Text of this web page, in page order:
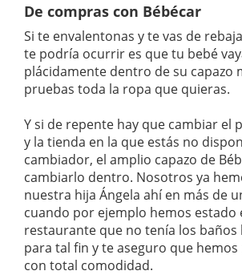
De compras con Bébécar
Si te envalentonas y te vas de
te podría ocurrir es que tu bebé
plácidamente dentro de su capazo
pruebas toda la ropa que quieras.
Y si de repente hay que cambiar el
y la tienda en la que estás no
cambiador, el amplio capazo de
cambiarlo dentro. Nosotros ya
nuestra hija Ángela ahí en más de
cuando por ejemplo hemos estado
restaurante que no tenía los baños
para tal fin y te aseguro que
con total comodidad.